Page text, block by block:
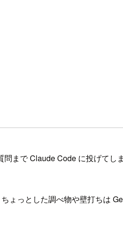
まで Claude Code に投げてし
ょっとした調べ物や壁打ちは